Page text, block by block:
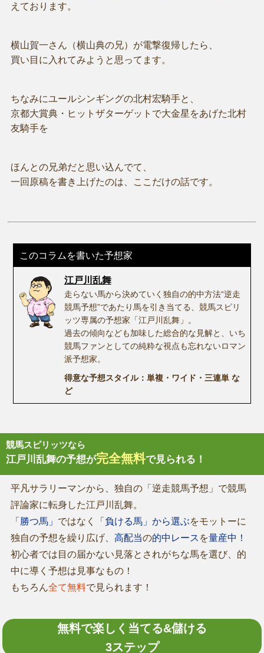
えております。
横山賀一さん（横山典の兄）が電撃復帰したら、
買い目に入れてみようと思ってます。
ちなみにユールシンギングの北村宏騎手と、
京都大賞典・ヒットザターゲットで大金星をあげた北村
友騎手を
ほんとの兄弟だと思い込んでて、
一回原稿を書き上げたのは、ここだけの話です。
このコラムを書いた予想家
江戸川乱舞
走らない馬から決めていく独自の的中方法“逆走
競馬予想”であたり馬を引き当てる、競馬スピリ
ッツ専属の予想家「江戸川乱舞」。
過去の傾向なども加味した総合的な見解と、いち
競馬ファンとしての純粋な視点も忘れないロマン
派予想家。
得意な予想スタイル：単複・ワイド・三連単 な
ど
競馬スピリッツなら
江戸川乱舞の予想が完全無料で見られる！
平凡サラリーマンから、独自の「逆走競馬予想」で競馬
評論家に転身した江戸川乱舞。
「勝つ馬」 ではなく 「負ける馬」から選ぶをモットーに
独自の予想を繰り広げ、 高配当の的中レース を量産中！
初心者では目の届かない見落とされがちな馬を選び、的
中に導く予想は見事なもの！
もちろん全て無料で見られます！
無料で楽しく当てる&儲ける
3ステップ